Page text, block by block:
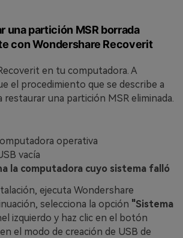
una partición MSR borrada
con Wondershare Recoverit
en tu computadora. A
el procedimiento que se describe a
una partición MSR eliminada.
operativa
vacía
la computadora cuyo sistema falló
ejecuta Wondershare
selecciona la opción "Sistema
izquierdo y haz clic en el botón
el modo de creación de USB de